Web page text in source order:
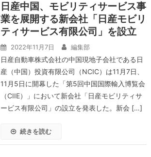
日産中国、モビリティサービス事
業を展開する新会社「日産モビリ
ティサービス有限公司」を設立
2022年11月7日 編集部
日産自動車株式会社の中国現地子会社である日
産（中国）投資有限公司（NCIC）は11月7日、
11月5日に開幕した「第5回中国国際輸入博覧会
（CIIE）」において新会社「日産モビリティサ
ービス有限公司」の設立を発表した。新会 […]
続きを読む